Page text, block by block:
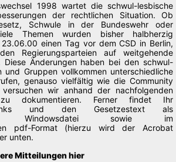
1998 wartet die schwul-lesbische
der rechtlichen Situation. Ob
Schwule in der Bundeswehr oder
Themen wurden bisher halbherzig
einen Tag vor dem CSD in Berlin,
Regierungsparteien auf weitgehende
Diese Änderungen haben bei den schwul-
und Gruppen vollkommen unterschiedliche
genauso vielfältig wie die Community
wir anhand der nachfolgenden
zu dokumentieren. Ferner findet Ihr
und den Gesetzestext als
Windowsdatei sowie im
pdf-Format (hierzu wird der Acrobat
unten.
Mitteilungen hier